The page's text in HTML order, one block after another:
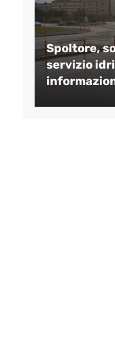
Spoltore,
servizio